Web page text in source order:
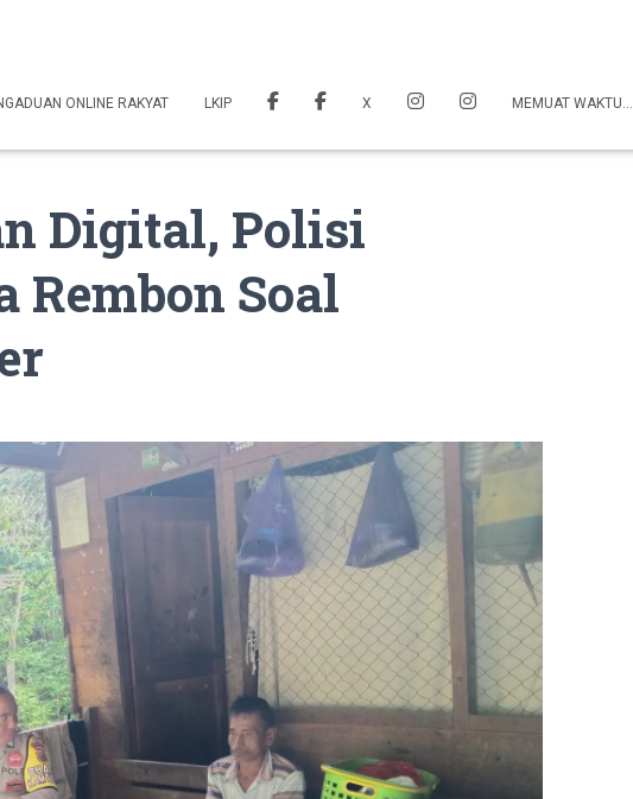
ONLINE RAKYAT LKIP X MEMUAT WAKTU…
Digital, Polisi
Rembon Soal